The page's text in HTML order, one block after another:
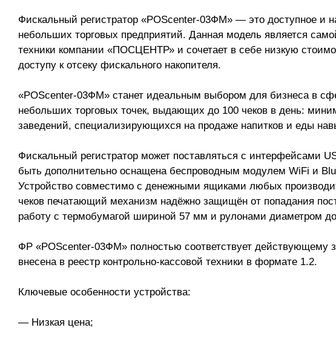
Фискальный регистратор «POScenter-03ФМ» — это доступное и
небольших торговых предприятий. Данная модель является
техники компании «ПОСЦЕНТР» и сочетает в себе низкую
доступу к отсеку фискального накопителя.
«POScenter-03ФМ» станет идеальным выбором для бизнеса в
небольших торговых точек, выдающих до 100 чеков в день:
заведений, специализирующихся на продаже напитков и еды
Фискальный регистратор может поставляться с интерфейсами
быть дополнительно оснащена беспроводным модулем WiFi и
Устройство совместимо с денежными ящиками любых
чеков печатающий механизм надёжно защищён от попадания
работу с термобумагой шириной 57 мм и рулонами диаметром
ФР «POScenter-03ФМ» полностью соответствует действующему
внесена в реестр контрольно-кассовой техники в формате 1.2.
Ключевые особенности устройства:
— Низкая цена;